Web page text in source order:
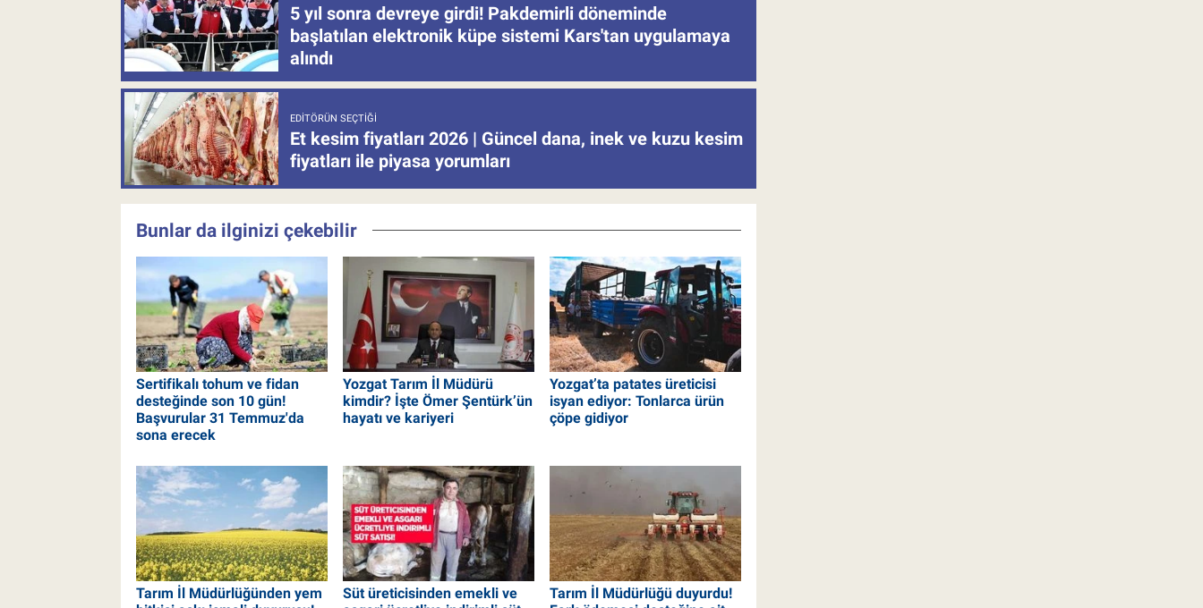
5 yıl sonra devreye girdi! Pakdemirli döneminde
başlatılan elektronik küpe sistemi Kars'tan uygulamaya
alındı
EDITÖRÜN SEÇTIĞI
Et kesim fiyatları 2026 | Güncel dana, inek ve kuzu kesim
fiyatları ile piyasa yorumları
Bunlar da ilginizi çekebilir
Sertifikalı tohum ve fidan
desteğinde son 10 gün!
Başvurular 31 Temmuz'da
sona erecek
Yozgat Tarım İl Müdürü
kimdir? İşte Ömer Şentürk’ün
hayatı ve kariyeri
Yozgat’ta patates üreticisi
isyan ediyor: Tonlarca ürün
çöpe gidiyor
Tarım İl Müdürlüğünden yem
Süt üreticisinden emekli ve
Tarım İl Müdürlüğü duyurdu!